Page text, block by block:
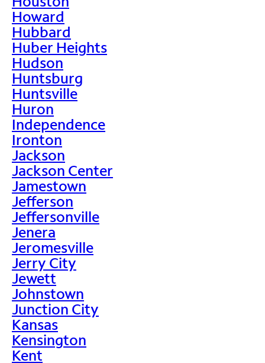
Howard
Hubbard
Huber Heights
Hudson
Huntsburg
Huntsville
Huron
Independence
Ironton
Jackson
Jackson Center
Jamestown
Jefferson
Jeffersonville
Jenera
Jeromesville
Jerry City
Jewett
Johnstown
Junction City
Kansas
Kensington
Kent